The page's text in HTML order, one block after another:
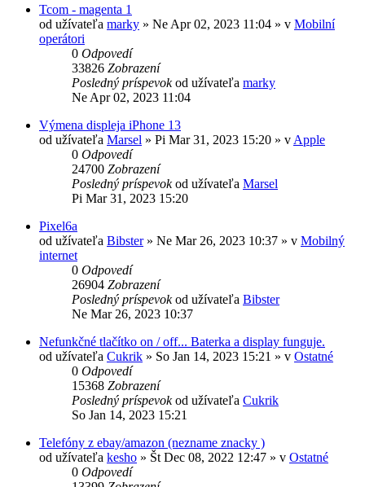
Tcom - magenta 1
od užívateľa marky » Ne Apr 02, 2023 11:04 » v Mobilní
operátori
0 Odpovedí
33826 Zobrazení
Posledný príspevokod užívateľa marky
Ne Apr 02, 2023 11:04
Výmena displeja iPhone 13
od užívateľa Marsel » Pi Mar 31, 2023 15:20 » v Apple
0 Odpovedí
24700 Zobrazení
Posledný príspevokod užívateľa Marsel
Pi Mar 31, 2023 15:20
Pixel6a
od užívateľa Bibster» Ne Mar 26, 2023 10:37 » v Mobilný
internet
0 Odpovedí
26904 Zobrazení
Posledný príspevokod užívateľa Bibster
Ne Mar 26, 2023 10:37
Nefunkčné tlačítko on / off... Baterka a display funguje.
od užívateľa Cukrik » So Jan 14, 2023 15:21 » v Ostatné
0 Odpovedí
15368 Zobrazení
Posledný príspevokod užívateľa Cukrik
So Jan 14, 2023 15:21
Telefóny z ebay/amazon (nezname znacky )
od užívateľa kesho » Št Dec 08, 2022 12:47 » v Ostatné
0 Odpovedí